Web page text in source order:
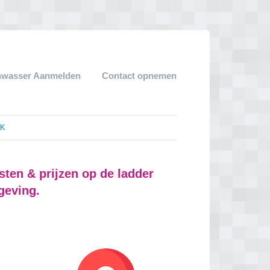
Aanmelden Contact opnemen
& prijzen op de ladder